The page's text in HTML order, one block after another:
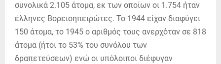
συνολικά 2.105 άτομα, εκ των οποίων οι 1.754 ήταν
έλληνες Βορειοηπειρώτες. Το 1944 είχαν διαφύγει
150 άτομα, το 1945 ο αριθμός τους ανερχόταν σε 818
άτομα (ήτοι το 53% του συνόλου των
δραπετεύσεων) ενώ οι υπόλοιποι διέφυγαν